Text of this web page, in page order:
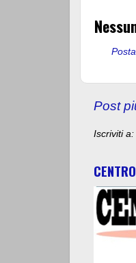
Post
Iscriviti a: